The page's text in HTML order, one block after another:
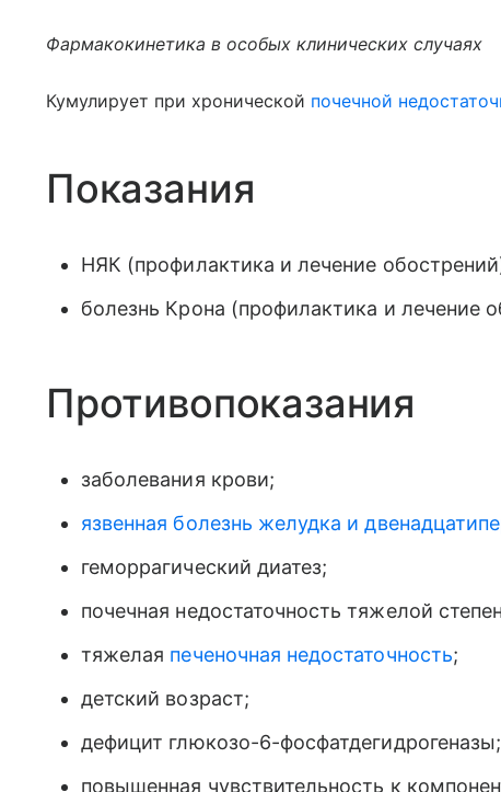
Фармакокинетика в особых клинических случаях
Кумулирует при хронической почечной
Показания
НЯК (профилактика и лечение
болезнь Крона (профилактика и лечение
Противопоказания
заболевания крови;
язвенная болезнь желудка и
геморрагический диатез;
почечная недостаточность тяжелой
тяжелая печеночная недостаточность;
детский возраст;
дефицит глюкозо-6-фосфатдегидрогеназы;
повышенная чувствительность к